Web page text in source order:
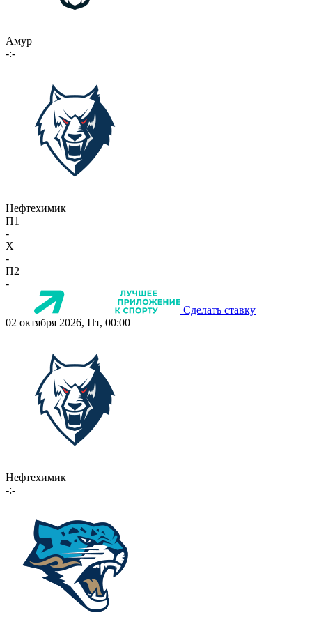
Амур
-:-
Нефтехимик
П1
-
X
-
П2
-
Сделать ставку
02 октября 2026, Пт, 00:00
Нефтехимик
-:-